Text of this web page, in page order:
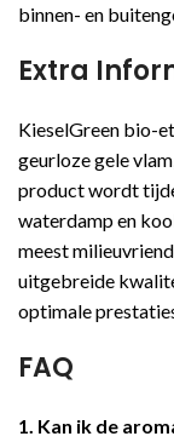
binnen- en
Extra
KieselGreen bio-
geurloze gele
product wordt
waterdamp en
meest
uitgebreide
optimale
FAQ
1. Kan ik de